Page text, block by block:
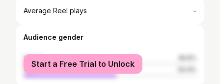
Average Reel plays -
Audience gender
female
male
Start a Free Trial to Unlock